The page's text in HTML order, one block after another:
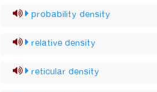
probability density
relative density
reticular density